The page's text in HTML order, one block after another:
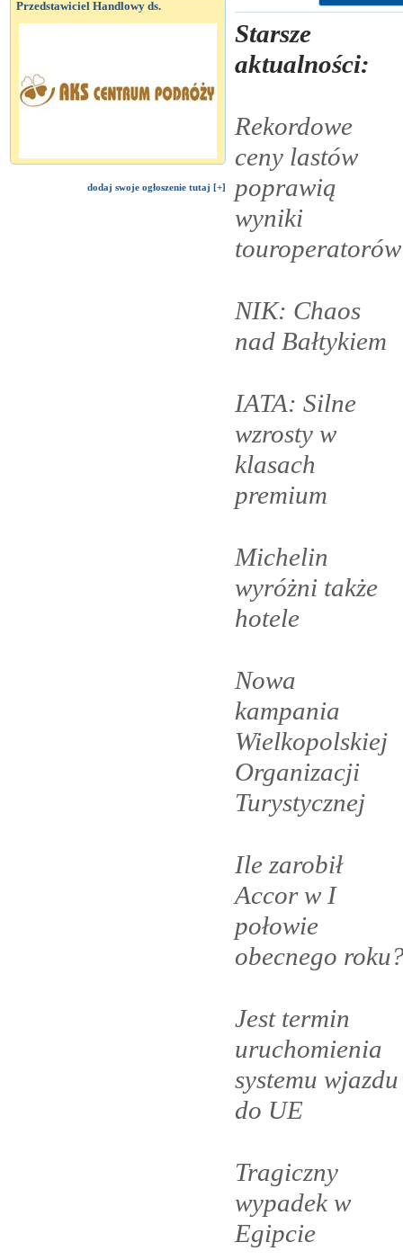
Przedstawiciel Handlowy ds.
dodaj swoje ogłoszenie tutaj [+]
Starsze
aktualności:
Rekordowe
ceny lastów
poprawią
wyniki
NIK: Chaos
nad Bałtykiem
IATA: Silne
wzrosty w
klasach
premium
Michelin
wyróżni także
hotele
Nowa
kampania
Wielkopolskiej
Organizacji
Turystycznej
Ile zarobił
Accor w I
połowie
obecnego
Jest termin
uruchomienia
systemu wjazdu
do UE
Tragiczny
wypadek w
Egipcie